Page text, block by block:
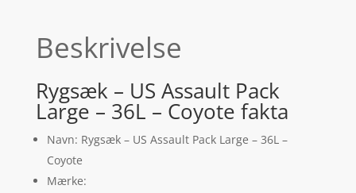
Beskrivelse
Rygsæk – US Assault Pack
Large – 36L – Coyote fakta
Navn: Rygsæk – US Assault Pack Large – 36L –
Coyote
Mærke: